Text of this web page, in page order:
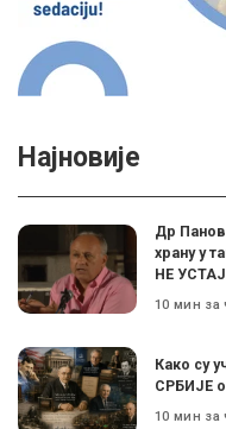
Најновије
Др
храну у
НЕ
10 мин за
Како су
СРБИЈЕ
10 мин за